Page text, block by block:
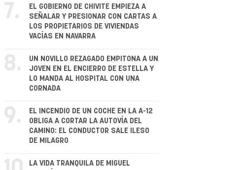
7.
EL GOBIERNO DE CHIVITE EMPIEZA A
SEÑALAR Y PRESIONAR CON CARTAS A
LOS PROPIETARIOS DE VIVIENDAS
VACÍAS EN NAVARRA
8.
UN NOVILLO REZAGADO EMPITONA A UN
JOVEN EN EL ENCIERRO DE ESTELLA Y
LO MANDA AL HOSPITAL CON UNA
CORNADA
9.
EL INCENDIO DE UN COCHE EN LA A-12
OBLIGA A CORTAR LA AUTOVÍA DEL
CAMINO: EL CONDUCTOR SALE ILESO
DE MILAGRO
LA VIDA TRANQUILA DE MIGUEL